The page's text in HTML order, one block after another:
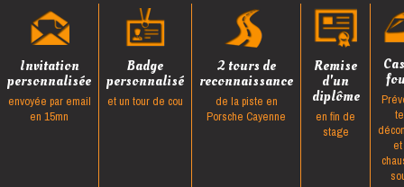
Invitation
personnalisée
envoyée par email
en 15mn
Badge
personnalisé
et un tour de cou
2 tours de
reconnaissance
de la piste en
Porsche Cayenne
Remise
d'un
diplôme
en fin de
stage